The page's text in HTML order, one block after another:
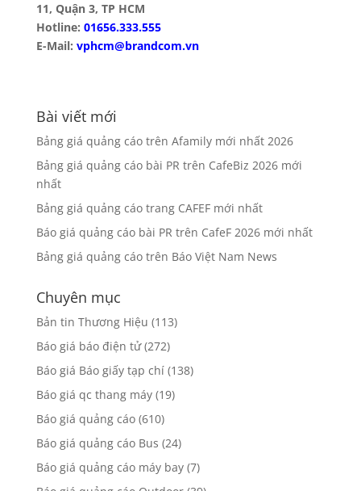
11, Quận 3, TP HCM
Hotline: 01656.333.555
E-Mail: vphcm@brandcom.vn
Bài viết mới
Bảng giá quảng cáo trên Afamily mới nhất 2026
Bảng giá quảng cáo bài PR trên CafeBiz 2026 mới
nhất
Bảng giá quảng cáo trang CAFEF mới nhất
Báo giá quảng cáo bài PR trên CafeF 2026 mới nhất
Bảng giá quảng cáo trên Báo Việt Nam News
Chuyên mục
Bản tin Thương Hiệu (113)
Báo giá báo điện tử(272)
Báo giá Báo giấy tạp chí(138)
Báo giá qc thang máy(19)
Báo giá quảng cáo(610)
Báo giá quảng cáo Bus (24)
Báo giá quảng cáo máy bay(7)